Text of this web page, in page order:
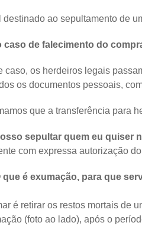
destinado ao sepultamento de
caso de falecimento do
caso, os herdeiros legais
os documentos pessoais,
que a transferência para
sepultar quem eu quiser
com expressa autorização
que é exumação, para que
é retirar os restos mortais de
(foto ao lado), após o